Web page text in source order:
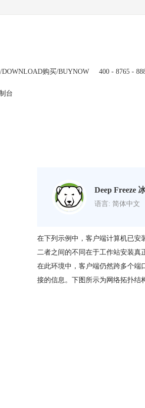
DOWNLOAD购买/BUYNOW
400 - 8765 -
台
Deep Freeze
语言: 简体中文
在下列示例中，客户端计算机已安
二者之间的不同在于工作站安装真
在此环境中，客户端仍然跨多个端
接的信息。下图所示为网络拓扑结